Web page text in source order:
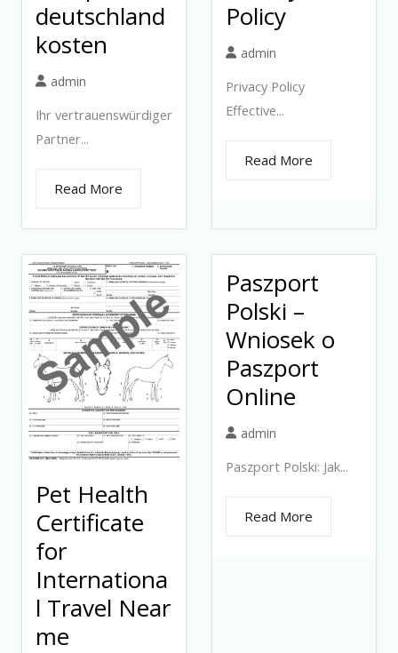
deutschland
kosten
admin
Ihr vertrauenswürdiger
Partner...
Read More
Policy
admin
Privacy Policy
Effective...
Read More
Pet Health
Certificate
for
Internationa
l Travel Near
me
Paszport
Polski –
Wniosek o
Paszport
Online
admin
Paszport Polski: Jak...
Read More